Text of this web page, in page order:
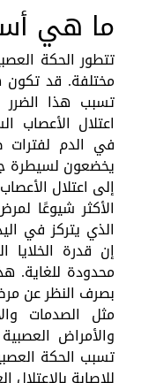
ما هي
تتطور الحكة
مختلفة. قد
تسبب هذا الضرر
اعتلال الأعصاب
في الدم
يخضعون لسيطرة
إلى اعتلال
الأكثر شيوعًا
الذي يتركز في
إن قدرة الخلايا
محدودة للغاية.
بصرف النظر عن
مثل الصدمات
والأمراض
تسبب الحكة